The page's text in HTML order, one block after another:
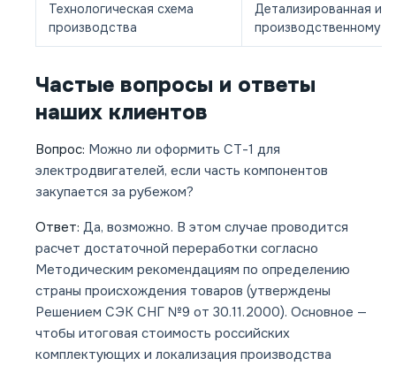
Технологическая схема
производства
Детализированная
производственному
Частые вопросы и ответы
наших клиентов
Вопрос: Можно ли оформить СТ-1 для
электродвигателей, если часть компонентов
закупается за рубежом?
Ответ: Да, возможно. В этом случае проводится
расчет достаточной переработки согласно
Методическим рекомендациям по определению
страны происхождения товаров (утверждены
Решением СЭК СНГ №9 от 30.11.2000). Основное —
чтобы итоговая стоимость российских
комплектующих и локализация производства